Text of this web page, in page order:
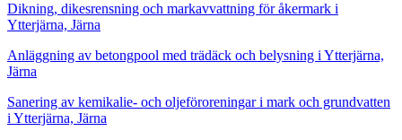
Dikning, dikesrensning och markavvattning för åkermark i
Ytterjärna, Järna
Anläggning av betongpool med trädäck och belysning i Ytterjärna,
Järna
Sanering av kemikalie- och oljeföroreningar i mark och grundvatten
i Ytterjärna, Järna